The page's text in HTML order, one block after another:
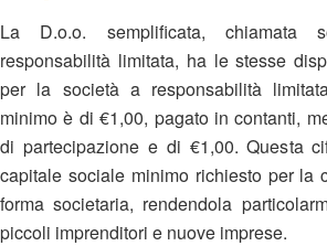
La D.o.o. semplificata, chiamata
responsabilità limitata, ha le stesse
per la società a responsabilità
minimo è di €1,00, pagato in contanti,
di partecipazione e di €1,00. Questa
capitale sociale minimo richiesto per la
forma societaria, rendendola
piccoli imprenditori e nuove imprese.